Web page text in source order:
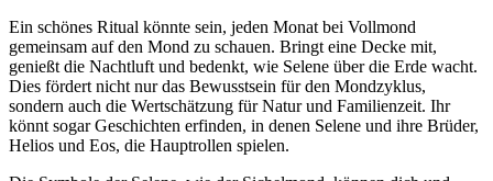
Ein schönes Ritual ‍könnte sein, jeden Monat bei Vollmond
gemeinsam⁢ auf den Mond zu ⁤schauen. Bringt eine‍ Decke mit,
genießt die​ Nachtluft und bedenkt, wie Selene über die Erde wacht.
Dies fördert⁣ nicht‌ nur das Bewusstsein für den Mondzyklus,
sondern auch die Wertschätzung für Natur und Familienzeit. Ihr
könnt sogar⁤ Geschichten⁢ erfinden,‌ in denen Selene und ihre Brüder,
Helios und Eos, die Hauptrollen spielen.